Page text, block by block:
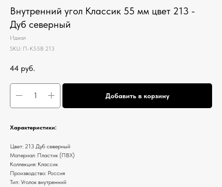
Внутренний угол Классик 55 мм цвет 213 -
Дуб северный
Идеал
SKU: П-К55В 213
44 руб.
Добавить в корзину
Характеристики:
Цвет: 213 Дуб северный
Материал: Пластик (ПВХ)
Коллекция: Классик
Производство: Россия
Тип: Уголок внутренний